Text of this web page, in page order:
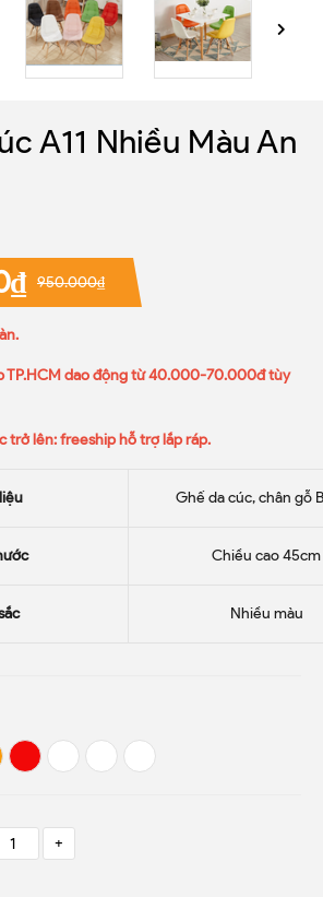
A11 Nhiều Màu An
950.000₫
TP.HCM dao động từ 40.000-70.000đ tùy
trở lên: freeship hỗ trợ lắp ráp.
Ghế da cúc, chân gỗ
Chiều cao 45cm
Nhiều màu
+